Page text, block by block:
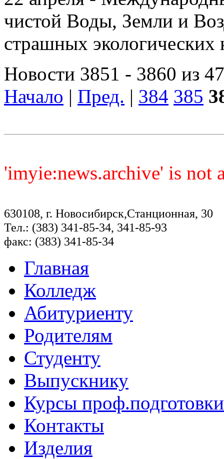
чистой Воды, Земли и
страшных экологических
Новости 3851 - 3860 из
Начало | Пред. | 384 385
'imyie:news.archive' is not
630108, г. Новосибирск,Станционная, 30
Тел.: (383) 341-85-34, 341-85-93
факс: (383) 341-85-34
Главная
Колледж
Абитуриенту
Родителям
Студенту
Выпускнику
Курсы проф.подготовки
Контакты
Изделия